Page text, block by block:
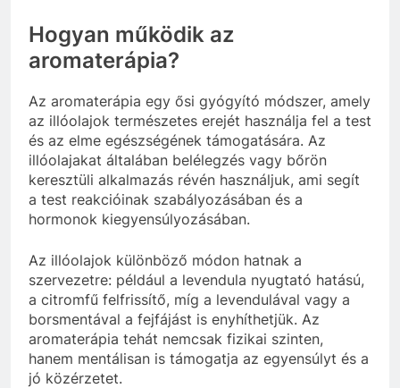
Hogyan működik az
aromaterápia?
Az aromaterápia egy ősi gyógyító módszer, amely
az illóolajok természetes erejét használja fel a test
és az elme egészségének támogatására. Az
illóolajakat általában belélegzés vagy bőrön
keresztüli alkalmazás révén használjuk, ami segít
a test reakcióinak szabályozásában és a
hormonok kiegyensúlyozásában.
Az illóolajok különböző módon hatnak a
szervezetre: például a levendula nyugtató hatású,
a citromfű felfrissítő, míg a levendulával vagy a
borsmentával a fejfájást is enyhíthetjük. Az
aromaterápia tehát nemcsak fizikai szinten,
hanem mentálisan is támogatja az egyensúlyt és a
jó közérzetet.